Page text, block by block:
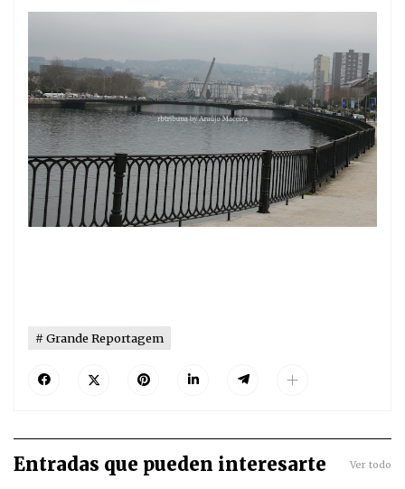
Grande Reportagem
Entradas que pueden interesarte Ver todo